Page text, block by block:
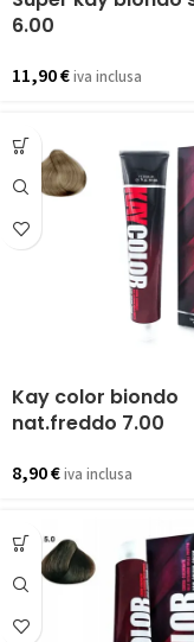
6.00
11,90€iva inclusa
Kay color biondo
nat.freddo 7.00
8,90€iva inclusa